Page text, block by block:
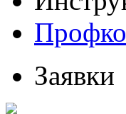
Заявки